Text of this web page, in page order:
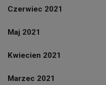
Czerwiec 2021
Maj 2021
Kwiecien 2021
Marzec 2021